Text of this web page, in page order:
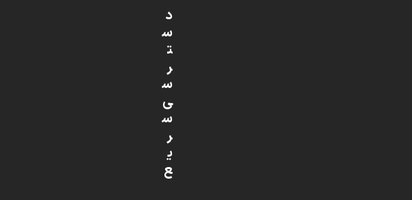
د
س
ت
ر
س
ی
س
ر
ی
ع